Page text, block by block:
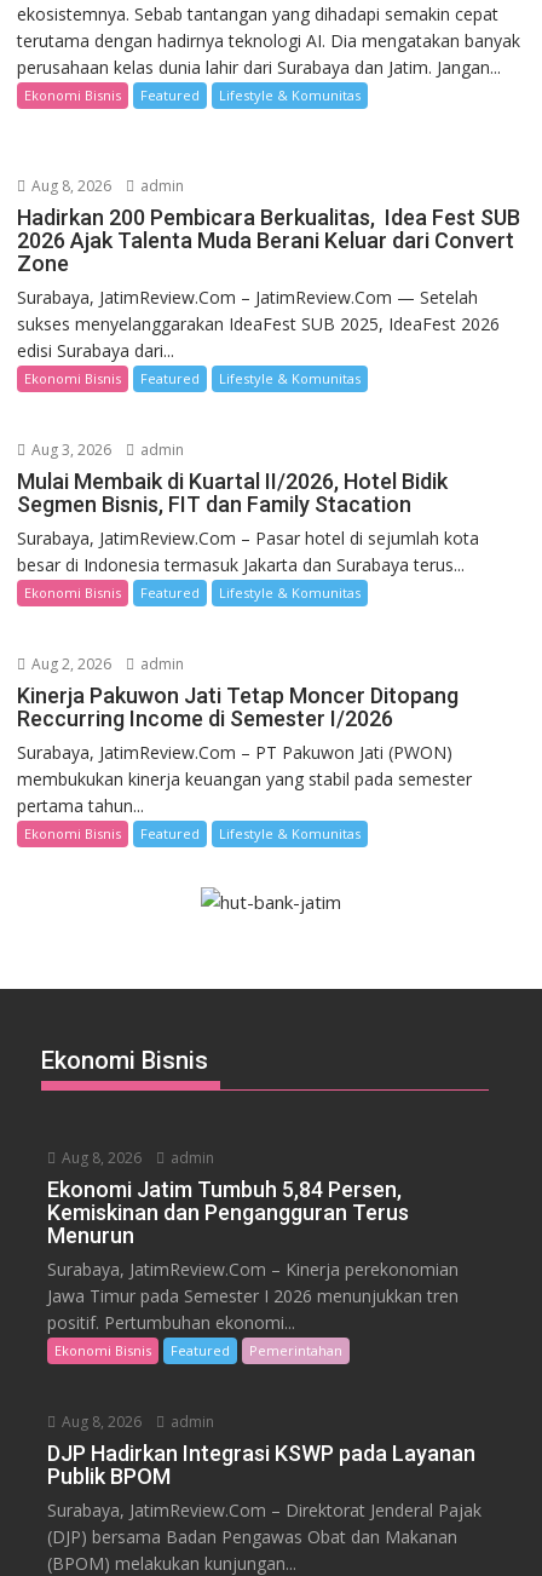
ekosistemnya. Sebab tantangan yang dihadapi semakin cepat
terutama dengan hadirnya teknologi AI. Dia mengatakan banyak
perusahaan kelas dunia lahir dari Surabaya dan Jatim. Jangan...
Ekonomi Bisnis Featured Lifestyle & Komunitas
Aug 8, 2026 admin
Hadirkan 200 Pembicara Berkualitas, Idea Fest SUB
2026 Ajak Talenta Muda Berani Keluar dari Convert
Zone
Surabaya, JatimReview.Com – JatimReview.Com — Setelah
sukses menyelanggarakan IdeaFest SUB 2025, IdeaFest 2026
edisi Surabaya dari...
Ekonomi Bisnis Featured Lifestyle & Komunitas
Aug 3, 2026 admin
Mulai Membaik di Kuartal II/2026, Hotel Bidik
Segmen Bisnis, FIT dan Family Stacation
Surabaya, JatimReview.Com – Pasar hotel di sejumlah kota
besar di Indonesia termasuk Jakarta dan Surabaya terus...
Ekonomi Bisnis Featured Lifestyle & Komunitas
Aug 2, 2026 admin
Kinerja Pakuwon Jati Tetap Moncer Ditopang
Reccurring Income di Semester I/2026
Surabaya, JatimReview.Com – PT Pakuwon Jati (PWON)
membukukan kinerja keuangan yang stabil pada semester
pertama tahun...
Ekonomi Bisnis Featured Lifestyle & Komunitas
Ekonomi Bisnis
Aug 8, 2026 admin
Ekonomi Jatim Tumbuh 5,84 Persen,
Kemiskinan dan Pengangguran Terus
Menurun
Surabaya, JatimReview.Com – Kinerja perekonomian
Jawa Timur pada Semester I 2026 menunjukkan tren
positif. Pertumbuhan ekonomi...
Ekonomi Bisnis Featured Pemerintahan
Aug 8, 2026 admin
DJP Hadirkan Integrasi KSWP pada Layanan
Publik BPOM
Surabaya, JatimReview.Com – Direktorat Jenderal Pajak
(DJP) bersama Badan Pengawas Obat dan Makanan
(BPOM) melakukan kunjungan...